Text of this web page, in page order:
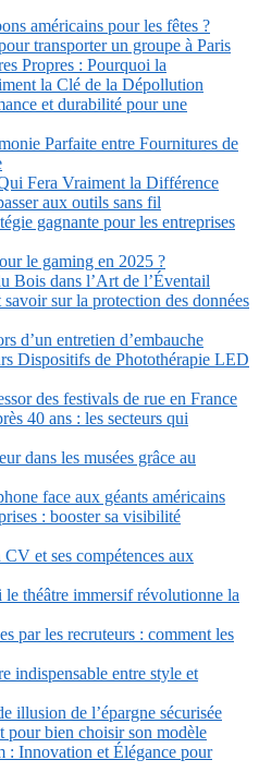
américains pour les fêtes ?
transporter un groupe à Paris
Propres : Pourquoi la
la Clé de la Dépollution
et durabilité pour une
Parfaite entre Fournitures de
Fera Vraiment la Différence
aux outils sans fil
gagnante pour les entreprises
le gaming en 2025 ?
Bois dans l’Art de l’Éventail
sur la protection des données
d’un entretien d’embauche
Dispositifs de Photothérapie LED
des festivals de rue en France
40 ans : les secteurs qui
dans les musées grâce au
face aux géants américains
: booster sa visibilité
et ses compétences aux
théâtre immersif révolutionne la
par les recruteurs : comment les
indispensable entre style et
de l’épargne sécurisée
bien choisir son modèle
Innovation et Élégance pour